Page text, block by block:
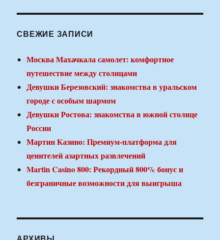
СВЕЖИЕ ЗАПИСИ
Москва Махачкала самолет: комфортное
путешествие между столицами
Девушки Березовский: знакомства в уральском
городе с особым шармом
Девушки Ростова: знакомства в южной столице
России
Мартин Казино: Премиум-платформа для
ценителей азартных развлечений
Martin Casino 800: Рекордный 800% бонус и
безграничные возможности для выигрыша